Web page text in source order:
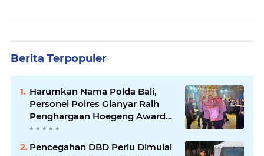
Berita Terpopuler
Harumkan Nama Polda Bali,
Personel Polres Gianyar Raih
Penghargaan Hoegeng Awards
2026
Pencegahan DBD Perlu Dimulai